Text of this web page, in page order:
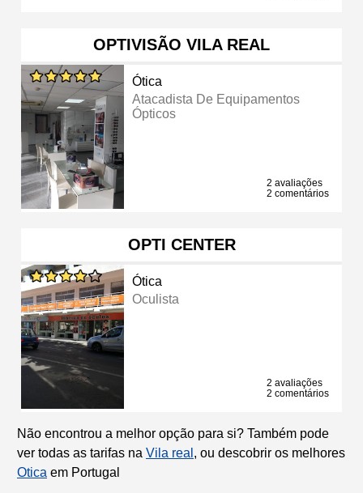
OPTIVISÃO VILA REAL
Ótica
Atacadista De Equipamentos
Ópticos
2 avaliações
2 comentários
OPTI CENTER
Ótica
Oculista
2 avaliações
2 comentários
Não encontrou a melhor opção para si? Também pode
ver todas as tarifas na Vila real , ou descobrir os melhores
Otica em Portugal